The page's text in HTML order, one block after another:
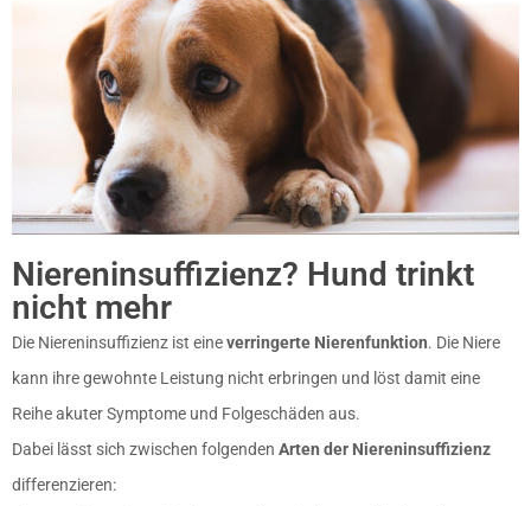
Niereninsuffizienz? Hund trinkt
nicht mehr
Die Niereninsuffizienz ist eineverringerte Nierenfunktion. Die Niere
kann ihre gewohnte Leistung nicht erbringen und löst damit eine
Reihe akuter Symptome und Folgeschäden aus.
Dabei lässt sich zwischen folgenden Arten der Niereninsuffizienz
differenzieren: